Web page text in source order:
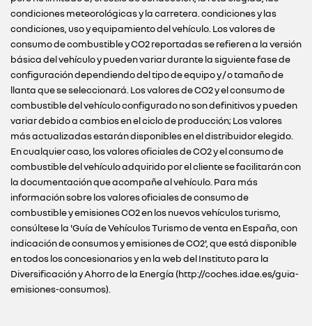
condiciones meteorológicas y la carretera. condiciones y las
condiciones, uso y equipamiento del vehículo. Los valores de
consumo de combustible y CO2 reportadas se refieren a la versión
básica del vehículo y pueden variar durante la siguiente fase de
configuración dependiendo del tipo de equipo y / o tamaño de
llanta que se seleccionará. Los valores de CO2 y el consumo de
combustible del vehículo configurado no son definitivos y pueden
variar debido a cambios en el ciclo de producción; Los valores
más actualizadas estarán disponibles en el distribuidor elegido.
En cualquier caso, los valores oficiales de CO2 y el consumo de
combustible del vehículo adquirido por el cliente se facilitarán con
la documentación que acompañe al vehículo. Para más
información sobre los valores oficiales de consumo de
combustible y emisiones CO2 en los nuevos vehículos turismo,
consúltese la 'Guía de Vehículos Turismo de venta en España, con
indicación de consumos y emisiones de CO2', que está disponible
en todos los concesionarios y en la web del Instituto para la
Diversificación y Ahorro de la Energía (http://coches.idae.es/guia-
emisiones-consumos).